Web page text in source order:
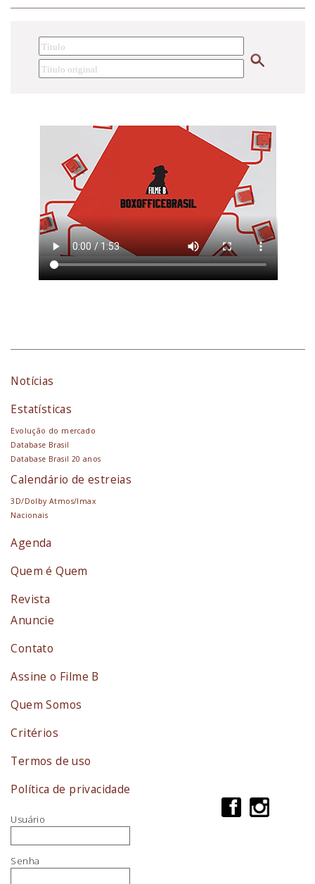
Notícias
Estatísticas
Evolução do mercado
Database Brasil
Database Brasil 20 anos
Calendário de estreias
3D/Dolby Atmos/Imax
Nacionais
Agenda
Quem é Quem
Revista
Anuncie
Contato
Assine o Filme B
Quem Somos
Critérios
Termos de uso
Política de privacidade
Usuário
Senha